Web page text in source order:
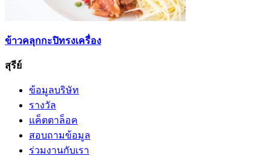
ข้าวคลุกกะปิทรงเครื่อง
สุรีย์
ข้อมูลบริษัท
รางวัล
แค็ตตาล็อค
สอบถามข้อมูล
ร่วมงานกับเรา